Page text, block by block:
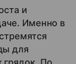
и
Именно в
для